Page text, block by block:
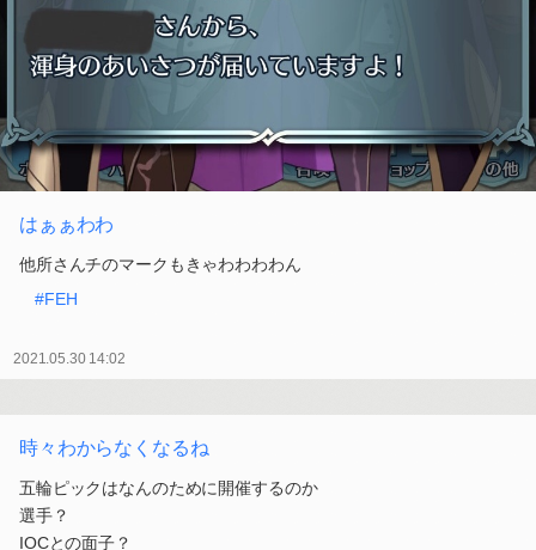
はぁぁわわ
他所さんチのマークもきゃわわわわん
#FEH
2021.05.30 14:02
時々わからなくなるね
五輪ピックはなんのために開催するのか
選手？
IOCとの面子？